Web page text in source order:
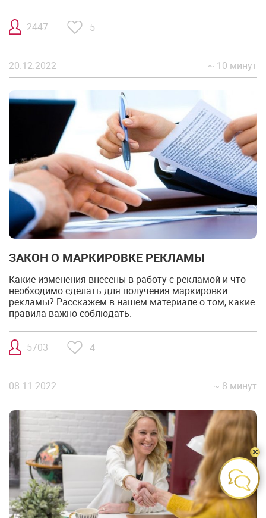
2447 5
20.12.2022 ~ 10 минут
ЗАКОН О МАРКИРОВКЕ РЕКЛАМЫ
Какие изменения внесены в работу с рекламой и что
необходимо сделать для получения маркировки
рекламы? Расскажем в нашем материале о том, какие
правила важно соблюдать.
5703 4
08.11.2022 ~ 8 минут